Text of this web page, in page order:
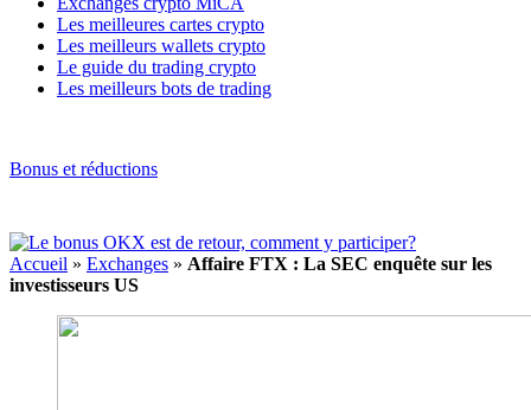
Les meilleures cartes crypto
Les meilleurs wallets crypto
Le guide du trading crypto
Les meilleurs bots de trading
Bonus et réductions
Accueil » Exchanges » Affaire FTX : La SEC enquête sur les
investisseurs US